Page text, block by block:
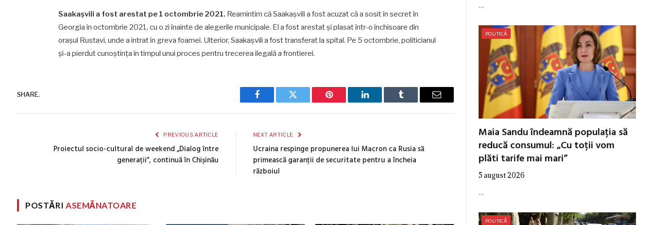
Saakașvili a fost arestat pe 1 octombrie 2021. Reamintim că Saakașvili a fost acuzat că a sosit în secret în
Georgia în octombrie 2021, cu o zi înainte de alegerile municipale. El a fost arestat și plasat într-o închisoare din
orașul Rustavi, unde a intrat în greva foamei. Ulterior, Saakașvili a fost transferat la spital. Pe 5 octombrie, politicianul
și-a pierdut cunoștința în timpul unui proces pentru trecerea ilegală a frontierei.
SHARE.
Facebook Twitter Pinterest LinkedIn Tumblr Email
PREVIOUS ARTICLE
Proiectul socio-cultural de weekend „Dialog între
generații”, continuă în Chișinău
NEXT ARTICLE
Ucraina respinge propunerea lui Macron ca Rusia să
primească garanţii de securitate pentru a încheia
războiul
POSTĂRIASEMĂNATOARE
…
POLITICĂ
Maia Sandu îndeamnă populația să
reducă consumul: „Cu toții vom
plăti tarife mai mari”
5 august 2026
…
POLITICĂ